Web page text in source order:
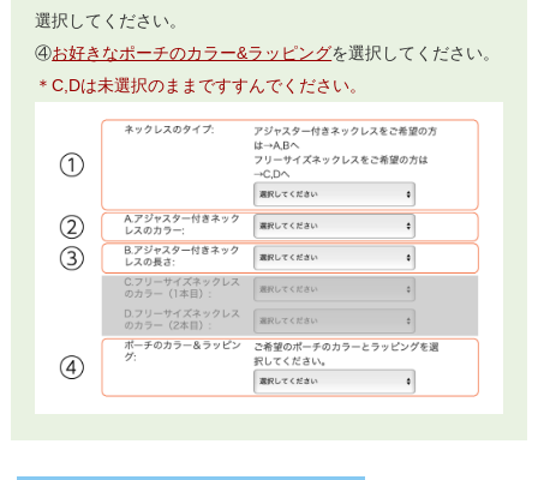
選択してください。
④お好きなポーチのカラー&ラッピングを選択してください。
＊C,Dは未選択のままですすんでください。